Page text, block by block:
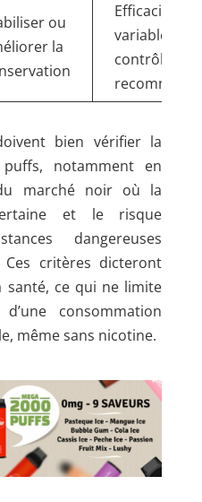
ou
la
Efficacité
variable,
contrôle
bien vérifier la
notamment en
marché noir où la
et le risque
dangereuses
critères dicteront
ce qui ne limite
consommation
même sans nicotine.